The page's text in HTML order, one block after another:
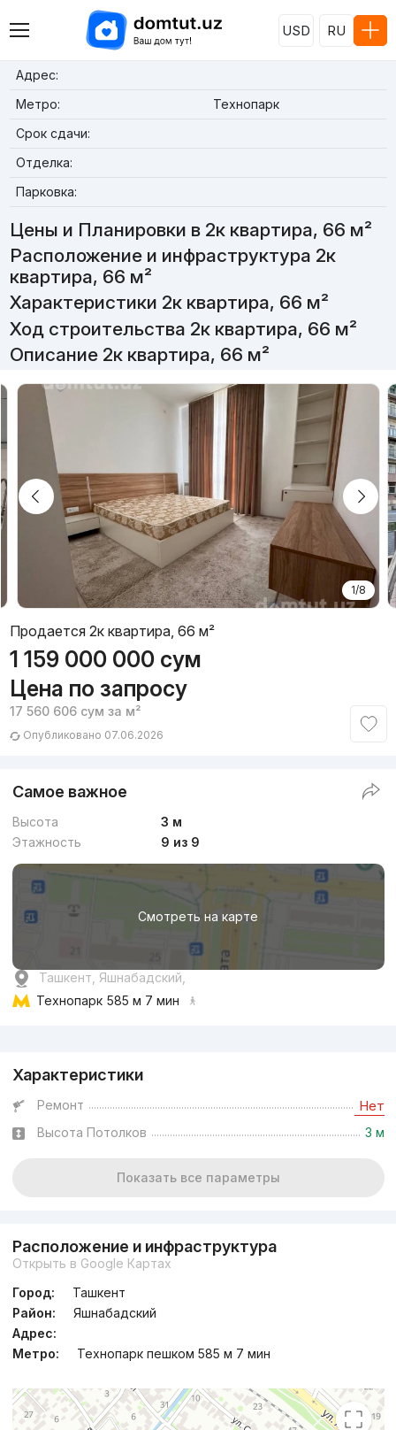
USD RU
Адрес:
Метро:
Технопарк
Срок сдачи:
Отделка:
Парковка:
Цены и Планировки в 2к квартира, 66 м²
Расположение и инфраструктура 2к
квартира, 66 м²
Характеристики 2к квартира, 66 м²
Ход строительства 2к квартира, 66 м²
Описание 2к квартира, 66 м²
1/8
Продается 2к квартира, 66 м²
1 159 000 000 сум
Цена по запросу
17 560 606 сум за м²
Опубликовано 07.06.2026
Самое важное
Высота
3 м
Этажность
9 из 9
Смотреть на карте
Ташкент, Яшнабадский,
Технопарк 585 м 7 мин
Характеристики
Ремонт Нет
Высота Потолков 3 м
Показать все параметры
Расположение и инфраструктура
Открыть в Google Картах
Город:
Ташкент
Район:
Яшнабадский
Адрес:
Метро:
Технопарк пешком 585 м 7 мин